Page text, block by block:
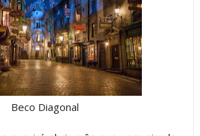
Beco Diagonal